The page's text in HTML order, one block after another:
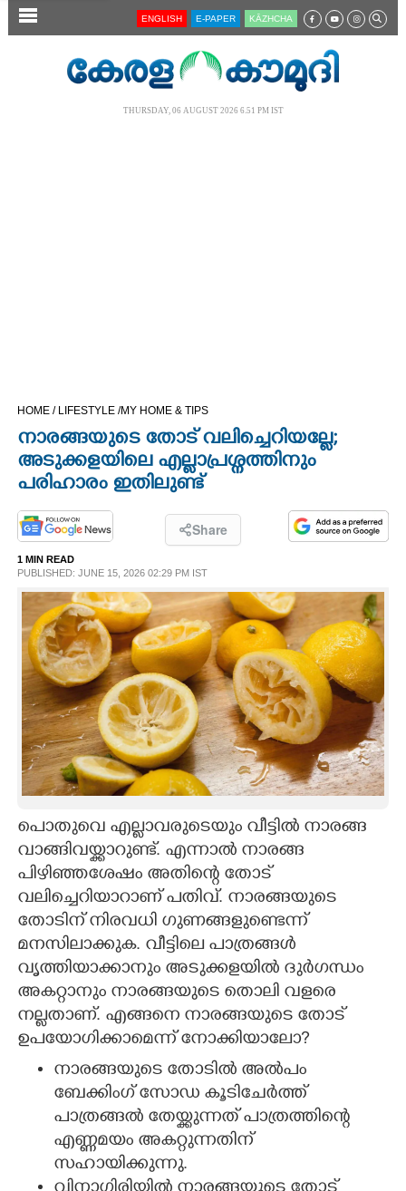
SECTIONS
OPINION
PHOTOS
LIFESTYLE
SPIRITUAL
INFO+
ART
ASTRO
CARTOONS
LITERATURE
ZOOM
CONTACT US
ENGLISH E-PAPER KĀZHCHA
THURSDAY, 06 AUGUST 2026 6.51 PM IST
HOME / LIFESTYLE /MY HOME & TIPS
നാരങ്ങയുടെ തോട് വലിച്ചെറിയല്ലേ;
അടുക്കളയിലെ എല്ലാപ്രശ്നത്തിനും
പരിഹാരം ഇതിലുണ്ട്
Share
1 MIN READ
PUBLISHED: JUNE 15, 2026 02:29 PM IST
പൊതുവെ എല്ലാവരുടെയും വീട്ടിൽ നാരങ്ങ
വാങ്ങിവയ്ക്കാറുണ്ട്. എന്നാൽ നാരങ്ങ
പിഴിഞ്ഞശേഷം അതിന്റെ തോട്
വലിച്ചെറിയാറാണ് പതിവ്. നാരങ്ങയുടെ
തോടിന് നിരവധി ഗുണങ്ങളുണ്ടെന്ന്
മനസിലാക്കുക. വീട്ടിലെ പാത്രങ്ങൾ
വൃത്തിയാക്കാനും അടുക്കളയിൽ ദുർഗന്ധം
അകറ്റാനും നാരങ്ങയുടെ തൊലി വളരെ
നല്ലതാണ്. എങ്ങനെ നാരങ്ങയുടെ തോട്
ഉപയോഗിക്കാമെന്ന് നോക്കിയാലോ?​
നാരങ്ങയുടെ തോടിൽ അൽപം
ബേക്കിംഗ് സോഡ കൂടിചേർത്ത്
പാത്രങ്ങൽ തേയ്ക്കുന്നത് പാത്രത്തിന്റെ
എണ്ണമയം അകറ്റുന്നതിന്
സഹായിക്കുന്നു.